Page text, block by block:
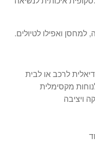
ואפילו לטיולים.
לרכב או לבית